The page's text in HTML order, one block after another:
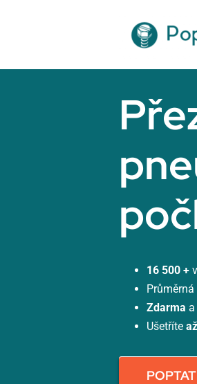
16 500 +
Zdarma a
Ušetříte